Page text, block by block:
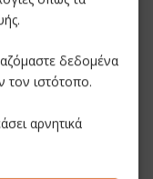
δεδομένα
τον ιστότοπο.
αρνητικά